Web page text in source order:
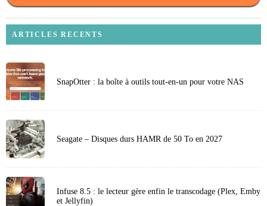
ARTICLES RECENTS
SnapOtter : la boîte à outils tout-en-un pour votre NAS
Seagate – Disques durs HAMR de 50 To en 2027
Infuse 8.5 : le lecteur gère enfin le transcodage (Plex, Emby
et Jellyfin)